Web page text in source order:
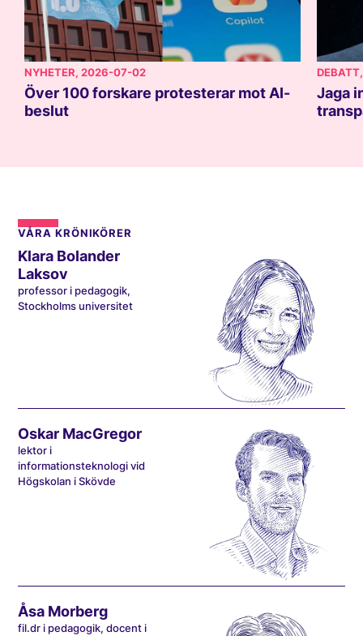
NYHETER, 2026-07-02
Över 100 forskare protesterar mot AI-
beslut
DEBATT
Jaga
VÅRA KRÖNIKÖRER
Klara Bolander
Laksov
professor i pedagogik,
Stockholms universitet
Oskar MacGregor
lektor i
informationsteknologi vid
Högskolan i Skövde
Åsa Morberg
fil.dr i pedagogik, docent i